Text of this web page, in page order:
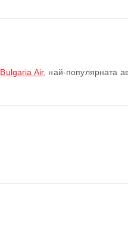
Bulgaria Air, най-популярната